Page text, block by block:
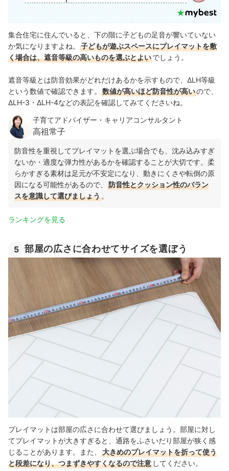
集合住宅に住んでいると、下の階に子どもの足音が響いていない
か気になりますよね。
子どもが遊ぶスペースにプレイマットを敷
く場合は、遮音等級の高いものを選ぶとよいでしょう。
遮音等級とは防音効果がどれだけあるかを示すもので、ΔLH等級
という数値で確認できます。
数値が高いほど防音性が高いので、
ΔLH-3・ΔLH-4などの表記を確認してみてくださいね。
子育てアドバイザー・キャリアコンサルタント
高祖常子
防音性を重視してプレイマットを選ぶ場合でも、沈み込みすぎ
ないか・適度な弾力性があるかを確認することが大切です。柔
らかすぎる素材は足元が不安定になり、動きにくさや転倒の原
因になる可能性があるので、
防音性とクッション性のバラン
スを意識して選びましょう 。
ランキングを見る
5 部屋の広さに合わせてサイズを選ぼう
プレイマットは部屋の広さに合わせて選びましょう。部屋に対し
てプレイマットが大きすぎると、通路をふさいだり部屋が狭く感
じることがあります。また、
大きめのプレイマットを折って使う
と段差になり、つまずきやすくなるので注意 してください。